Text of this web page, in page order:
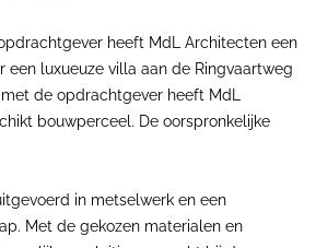
heeft MdL Architecten een
een luxueuze villa aan de Ringvaartweg
de opdrachtgever heeft MdL
bouwperceel. De oorspronkelijke
in metselwerk en een
Met de gekozen materialen en